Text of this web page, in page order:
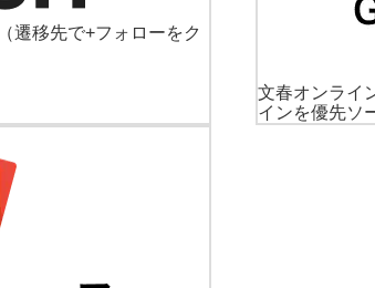
（遷移先で+フォローをク
文春オンライ
インを優先ソ